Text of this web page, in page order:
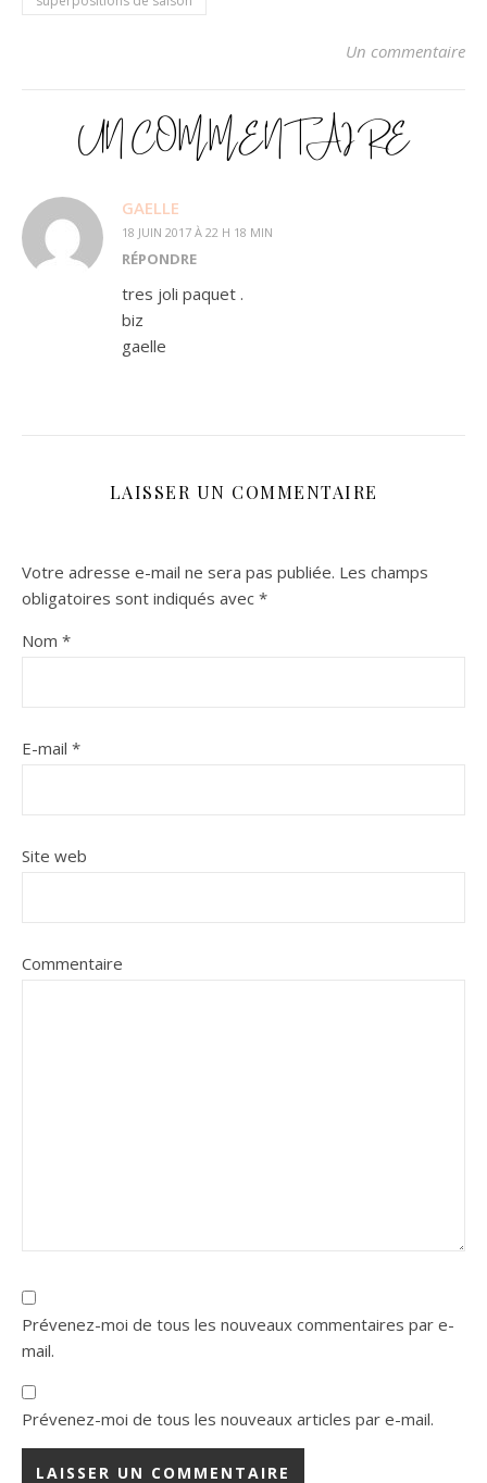
Un commentaire
UN COMMENTAIRE
GAELLE
18 JUIN 2017 À 22 H 18 MIN
RÉPONDRE
tres joli paquet .
biz
gaelle
LAISSER UN COMMENTAIRE
Votre adresse e-mail ne sera pas publiée. Les champs
obligatoires sont indiqués avec *
Nom *
E-mail *
Site web
Commentaire
Prévenez-moi de tous les nouveaux commentaires par e-
mail.
Prévenez-moi de tous les nouveaux articles par e-mail.